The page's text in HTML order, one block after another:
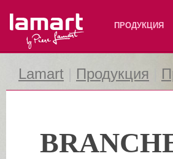
Lamart ПРОДУКЦИЯ
Lamart Продукция